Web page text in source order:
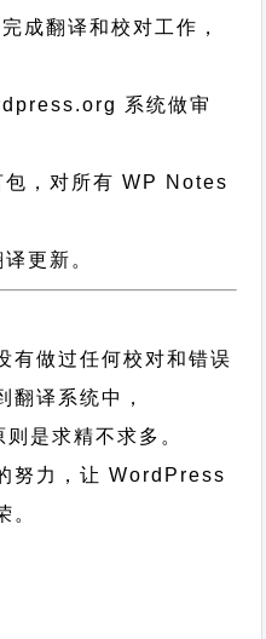
成翻译和校对工作，
系统做审
包，对所有 WP Notes
更新。
有做过任何校对和错误
翻译系统中，
是求精不求多。
努力，让 WordPress
。